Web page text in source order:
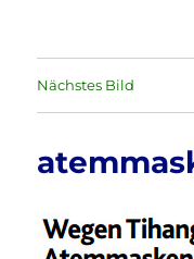
Nächstes Bild